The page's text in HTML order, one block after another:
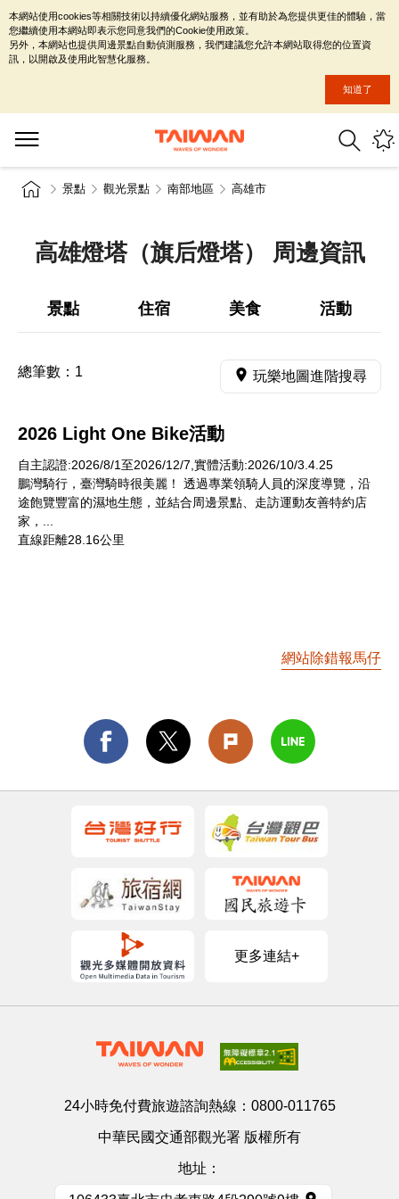
景點 觀光景點 南部地區 高雄市
高雄燈塔（旗后燈塔） 周邊資訊
景點 住宿 美食 活動
總筆數： 1 玩樂地圖進階搜尋
2026 Light One Bike活動
自主認證:2026/8/1至2026/12/7,實體活動:2026/10/3.4.25
鵬灣騎行，臺灣騎時很美麗！ 透過專業領騎人員的深度導覽，沿
途飽覽豐富的濕地生態，並結合周邊景點、走訪運動友善特約店
家，...
直線距離28.16公里
網站除錯報馬仔
更多連結+
24小時免付費旅遊諮詢熱線： 0800-011765
中華民國交通部觀光署 版權所有
地址：
本網站使用cookies等相關技術以持續優化網站服務，並有助於為您提供更佳的體驗，當
您繼續使用本網站即表示您同意我們的Cookie使用政策。
另外，本網站也提供周邊景點自動偵測服務，我們建議您允許本網站取得您的位置資
訊，以開啟及使用此智慧化服務。
知道了